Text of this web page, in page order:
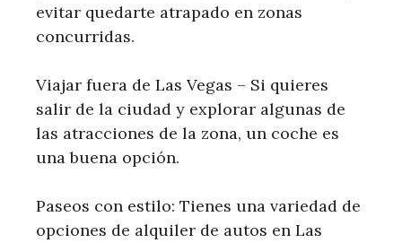
evitar quedarte atrapado en zonas
concurridas.
Viajar fuera de Las Vegas – Si quieres
salir de la ciudad y explorar algunas de
las atracciones de la zona, un coche es
una buena opción.
Paseos con estilo: Tienes una variedad de
opciones de alquiler de autos en Las